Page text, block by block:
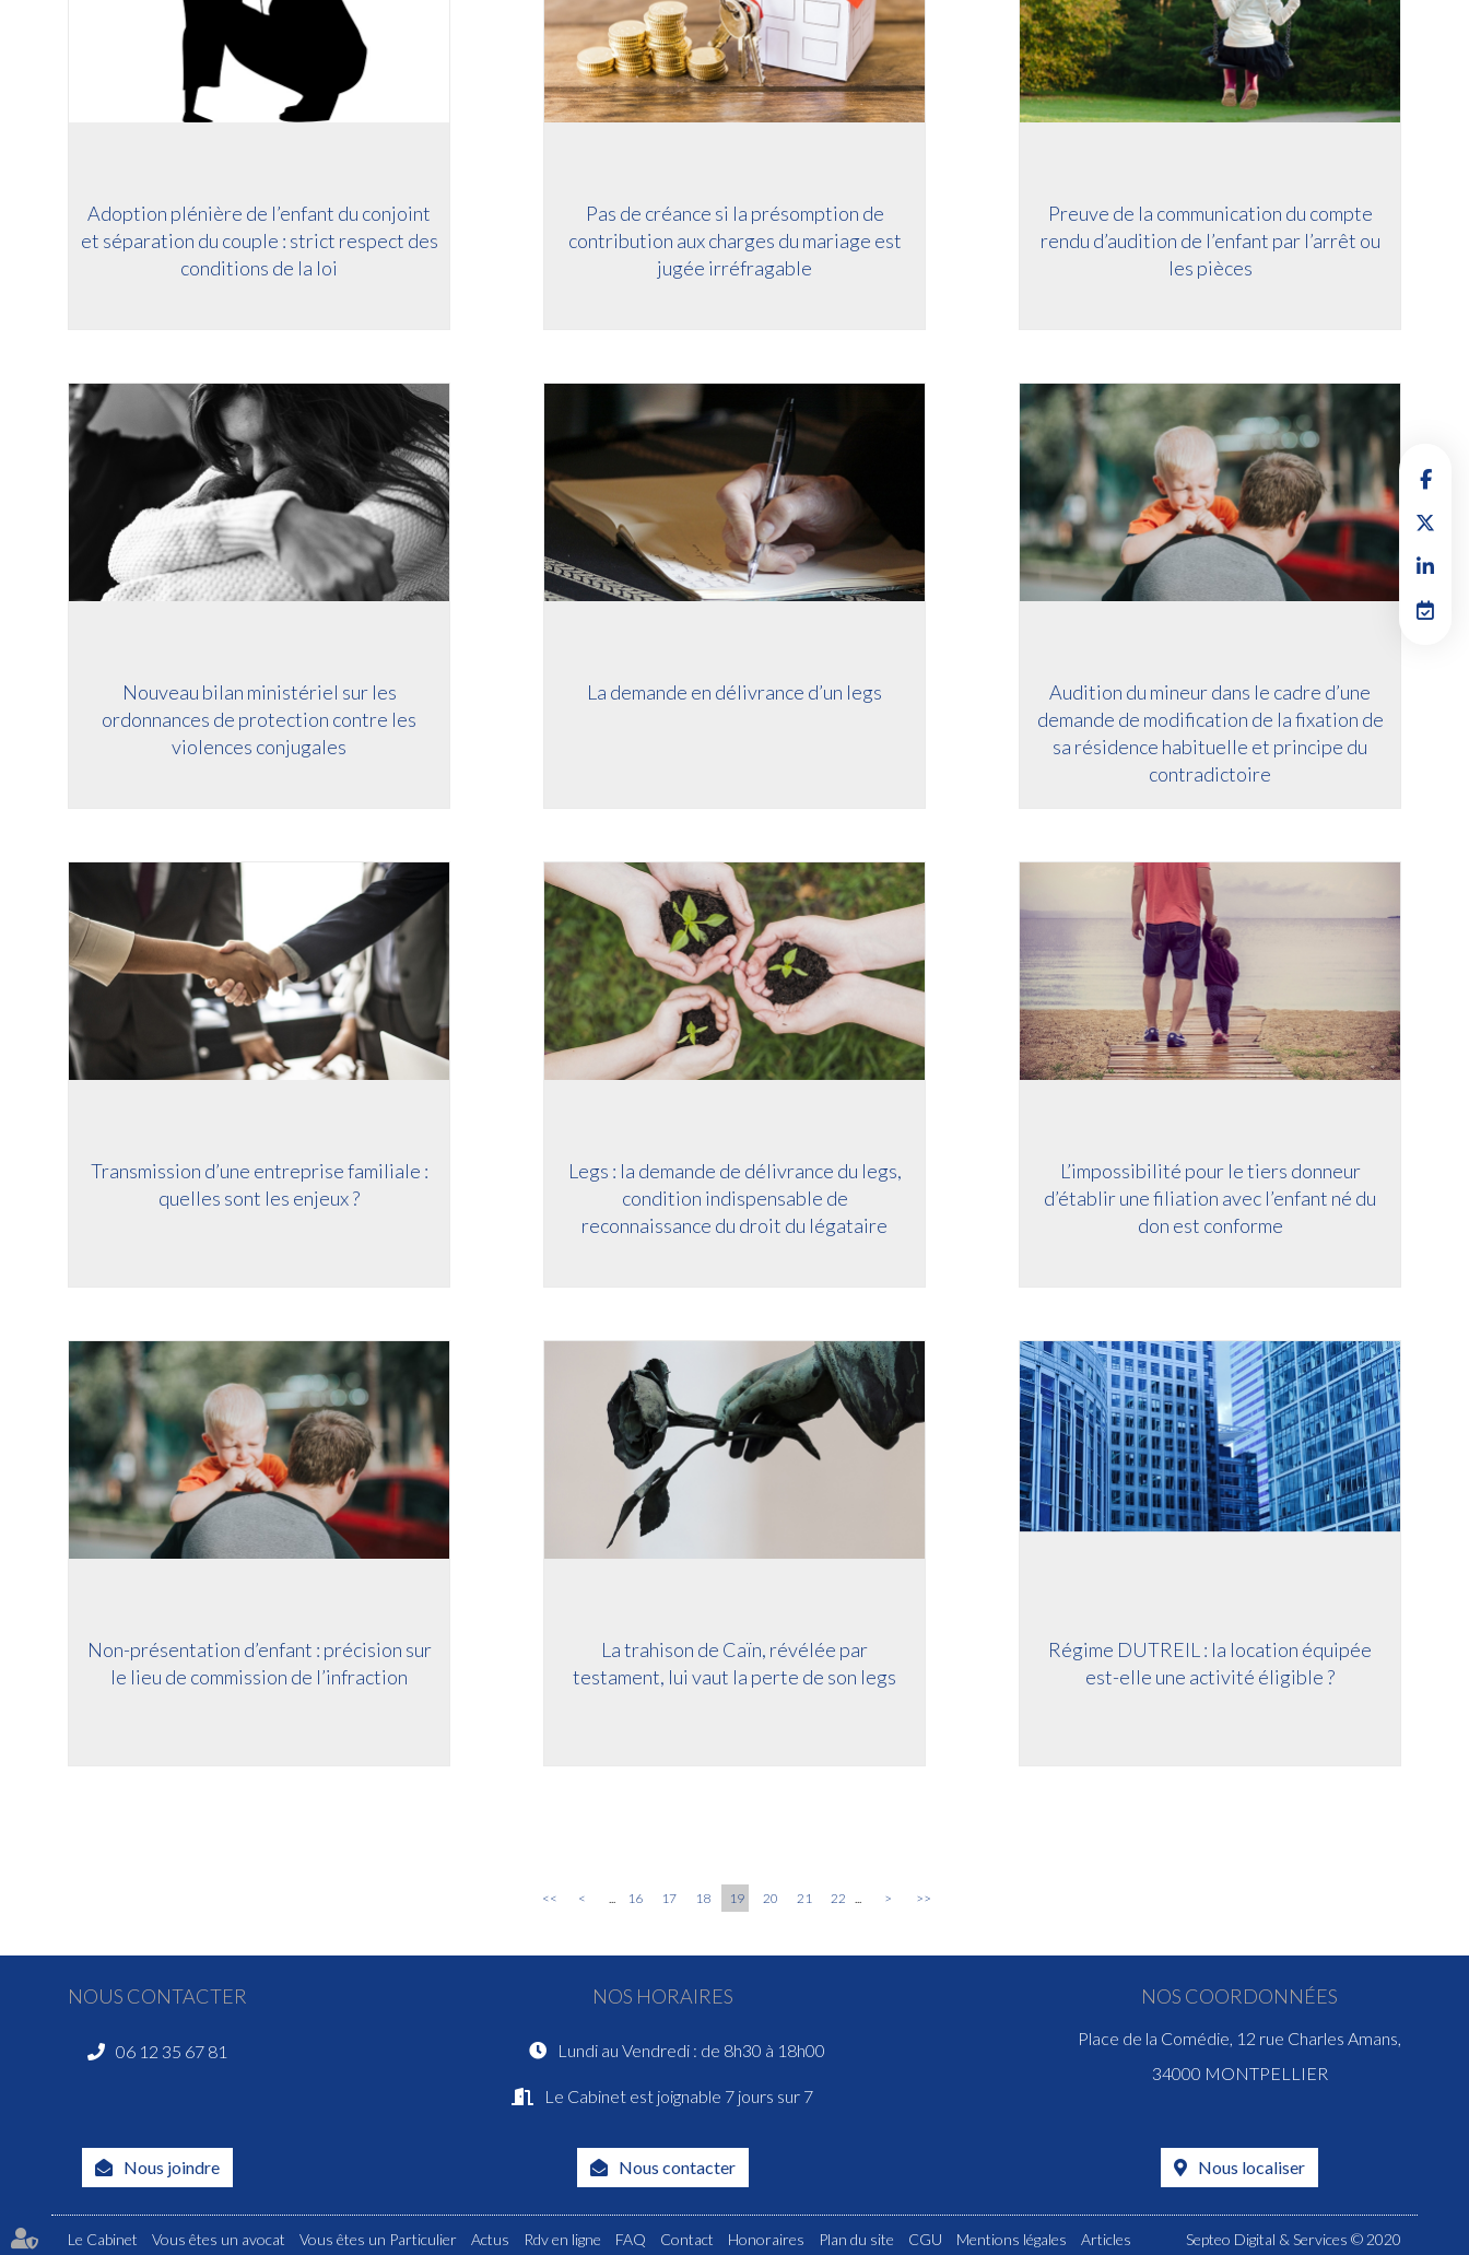
Adoption plénière de l’enfant du conjoint
et séparation du couple : strict respect des
conditions de la loi
Pas de créance si la présomption de
contribution aux charges du mariage est
jugée irréfragable
Preuve de la communication du compte
rendu d’audition de l’enfant par l’arrêt ou
les pièces
Nouveau bilan ministériel sur les
ordonnances de protection contre les
violences conjugales
La demande en délivrance d’un legs
Audition du mineur dans le cadre d’une
demande de modification de la fixation de
sa résidence habituelle et principe du
contradictoire
Transmission d’une entreprise familiale :
quelles sont les enjeux ?
Legs : la demande de délivrance du legs,
condition indispensable de
reconnaissance du droit du légataire
L’impossibilité pour le tiers donneur
d’établir une filiation avec l’enfant né du
don est conforme
Non-présentation d’enfant : précision sur
le lieu de commission de l’infraction
La trahison de Caïn, révélée par
testament, lui vaut la perte de son legs
Régime DUTREIL : la location équipée
est-elle une activité éligible ?
<< < ... 16 17 18 19 20 21 22 ... > >>
NOUS CONTACTER
06 12 35 67 81
Nous joindre
NOS HORAIRES
Lundi au Vendredi : de 8h30 à 18h00
Le Cabinet est joignable 7 jours sur 7
Nous contacter
NOS COORDONNÉES
Place de la Comédie, 12 rue Charles Amans,
34000 MONTPELLIER
Nous localiser
Le Cabinet Vous êtes un avocat Vous êtes un Particulier Actus Rdv en ligne FAQ Contact Honoraires Plan du site CGU Mentions légales Articles Septeo Digital & Services © 2020
Information sur les cookies
Nous avons recours à des cookies techniques pour assurer le bon
fonctionnement du site, nous utilisons également des cookies soumis
à votre consentement pour collecter des statistiques de visite.
Cliquez ci-dessous sur « ACCEPTER » pour accepter le dépôt de
l'ensemble des cookies ou sur « CONFIGURER » pour choisir quels
cookies nécessitant votre consentement seront déposés (cookies
statistiques), avant de continuer votre visite du site.